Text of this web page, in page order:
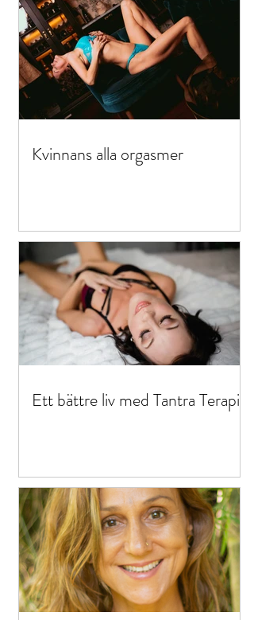
Kvinnans alla orgasmer
Ett bättre liv med Tantra Terapi™